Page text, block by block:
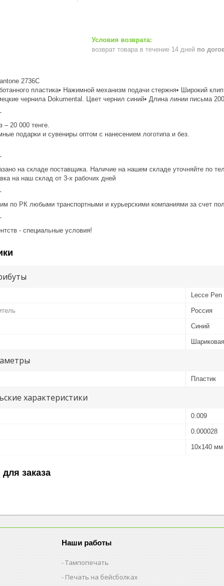
возврат товара в течение 14 дней по
2736C
пластика• Нажимной механизм подачи стержня• Широкий
чернила Dokumental. Цвет чернил синий• Длина линии письма
20 000 тенге.
подарки и сувениры оптом с нанесением логотипа и без.
на складе поставщика. Наличие на нашем складе уточняйте по
на наш склад от 3-x рабочих дней
по РК любыми транспортными и курьерскими компаниями за счет
- специальные условия!
Lecce Pen
Россия
Синий
Шариковая
Пластик
характеристики
0.009
0.000028
10х140 мм
заказа
Наши работы
Тампопечать
Печать на бейсболках